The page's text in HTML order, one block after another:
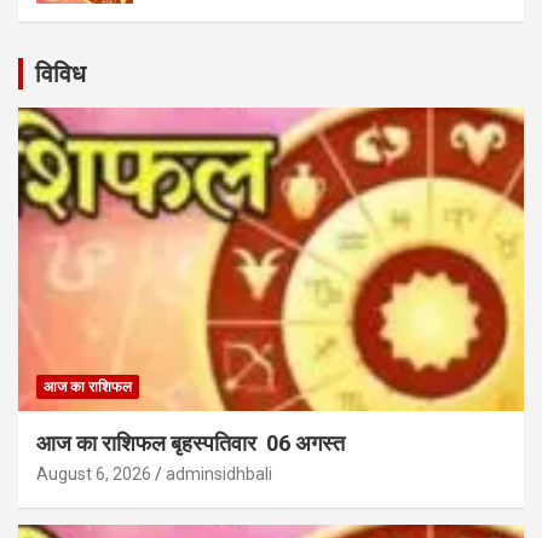
विविध
आज का राशिफल
आज का राशिफल बृहस्पतिवार 06 अगस्त
August 6, 2026 adminsidhbali